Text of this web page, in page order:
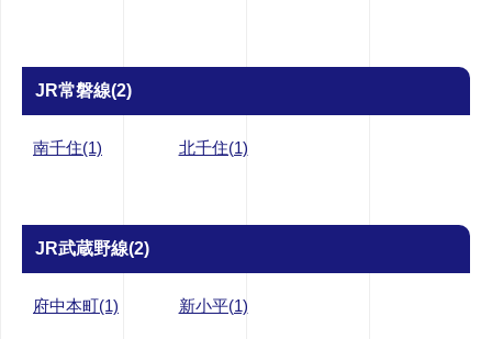
JR常磐線(2)
南千住(1) 北千住(1)
JR武蔵野線(2)
府中本町(1) 新小平(1)